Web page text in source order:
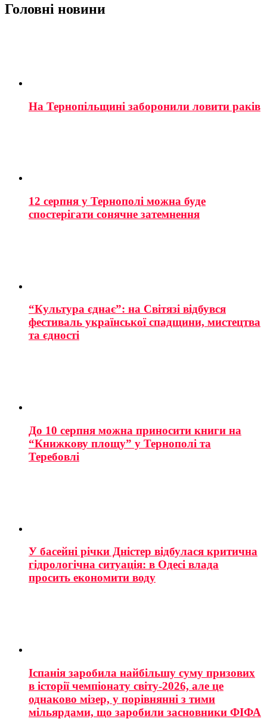
Головні новини
На Тернопільщині заборонили ловити раків
12 серпня у Тернополі можна буде
спостерігати сонячне затемнення
“Культура єднає”: на Світязі відбувся
фестиваль української спадщини, мистецтва
та єдності
До 10 серпня можна приносити книги на
“Книжкову площу” у Тернополі та
Теребовлі
У басейні річки Дністер відбулася критична
гідрологічна ситуація: в Одесі влада
просить економити воду
Іспанія заробила найбільшу суму призових
в історії чемпіонату світу-2026, але це
однаково мізер, у порівнянні з тими
мільярдами, що заробили засновники ФІФА